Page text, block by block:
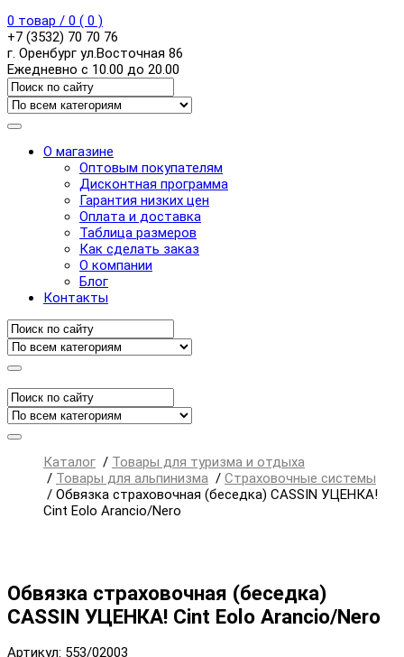
0 товар / 0 ( 0 )
+7 (3532) 70 70 76
г. Оренбург ул.Восточная 86
Ежедневно с 10.00 до 20.00
О магазине
Оптовым покупателям
Дисконтная программа
Гарантия низких цен
Оплата и доставка
Таблица размеров
Как сделать заказ
О компании
Блог
Контакты
Каталог / Товары для туризма и отдыха
/ Товары для альпинизма / Страховочные системы
/ Обвязка страховочная (беседка) CASSIN УЦЕНКА!
Cint Eolo Arancio/Nero
Обвязка страховочная (беседка)
CASSIN УЦЕНКА! Cint Eolo Arancio/Nero
Артикул: 553/02003